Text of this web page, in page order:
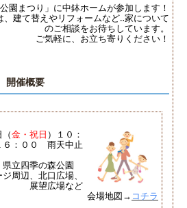
園まつり」に中鉢ホームが参加します！
建て替えやリフォームなど‥家について
のご相談をお待ちしています。
ご気軽に、お立ち寄りください！
開催概要
（金・祝日 ）１０：
６：００ 雨天中止
県立四季の森公園
周辺、北口広場、
展望広場など
会場地図→ コチラ